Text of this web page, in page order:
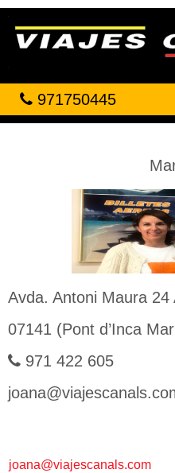
971750445
HOTELES
CRUCEROS
OFICINAS
Avda. Antoni Maura 24
07141 (Pont d’Inca
971 422 605
joana@viajescanals.com